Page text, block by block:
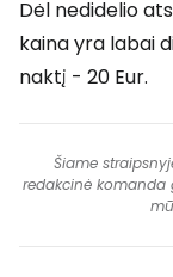
Dėl nedidelio
kaina yra labai
naktį - 20 Eur.
Šiame
redakcinė komanda